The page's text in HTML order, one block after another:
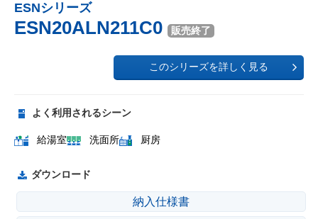
ESNシリーズ
ESN20ALN211C0 販売終了
このシリーズを詳しく見る
よく利用されるシーン
給湯室 洗面所 厨房
ダウンロード
納入仕様書